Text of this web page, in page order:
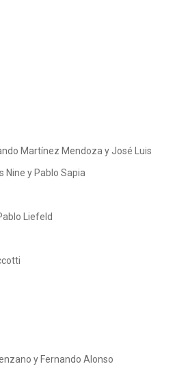
Martínez Mendoza y José Luis
Nine y Pablo Sapia
Liefeld
y Fernando Alonso